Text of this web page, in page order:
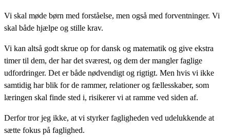
Vi skal møde børn med forståelse, men også med forventninger. Vi
skal både hjælpe og stille krav.
Vi kan altså godt skrue op for dansk og matematik og give ekstra
timer til dem, der har det sværest, og dem der mangler faglige
udfordringer. Det er både nødvendigt og rigtigt. Men hvis vi ikke
samtidig har blik for de rammer, relationer og fællesskaber, som
læringen skal finde sted i, risikerer vi at ramme ved siden af.
Derfor tror jeg ikke, at vi styrker fagligheden ved udelukkende at
sætte fokus på faglighed.